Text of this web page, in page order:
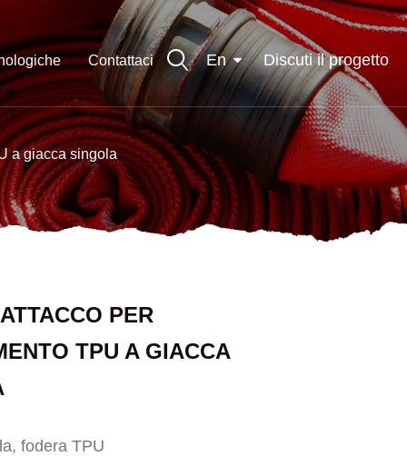
Contattaci En Discuti il ​​progetto
a giacca singola
PER
TPU A GIACCA
fodera TPU